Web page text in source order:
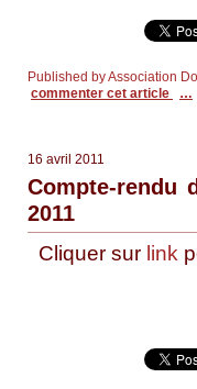
Published by Association
commenter cet article
…
16 avril 2011
Compte-rendu
2011
Cliquer sur link